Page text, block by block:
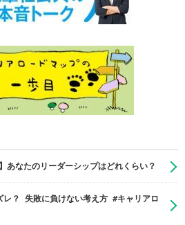
あなたのリーダーシップはどれくらい？
レ？ 失敗に負けない考え方 #キャリアロ